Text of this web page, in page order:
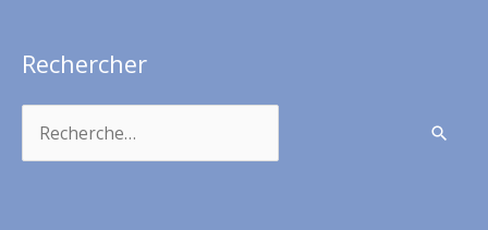
Rechercher